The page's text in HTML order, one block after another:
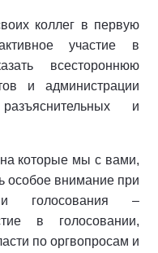
коллег в первую
участие в
всестороннюю
и администрации
и
которые мы с вами,
особое внимание при
голосования –
в голосовании,
по оргвопросам и